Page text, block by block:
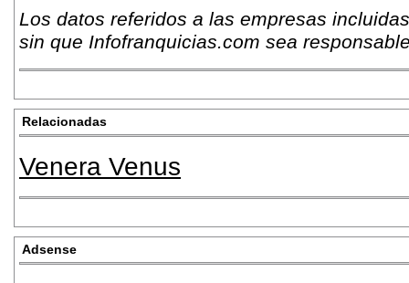
Los datos referidos a las empresas
sin que Infofranquicias.com sea
Relacionadas
Venera Venus
Adsense